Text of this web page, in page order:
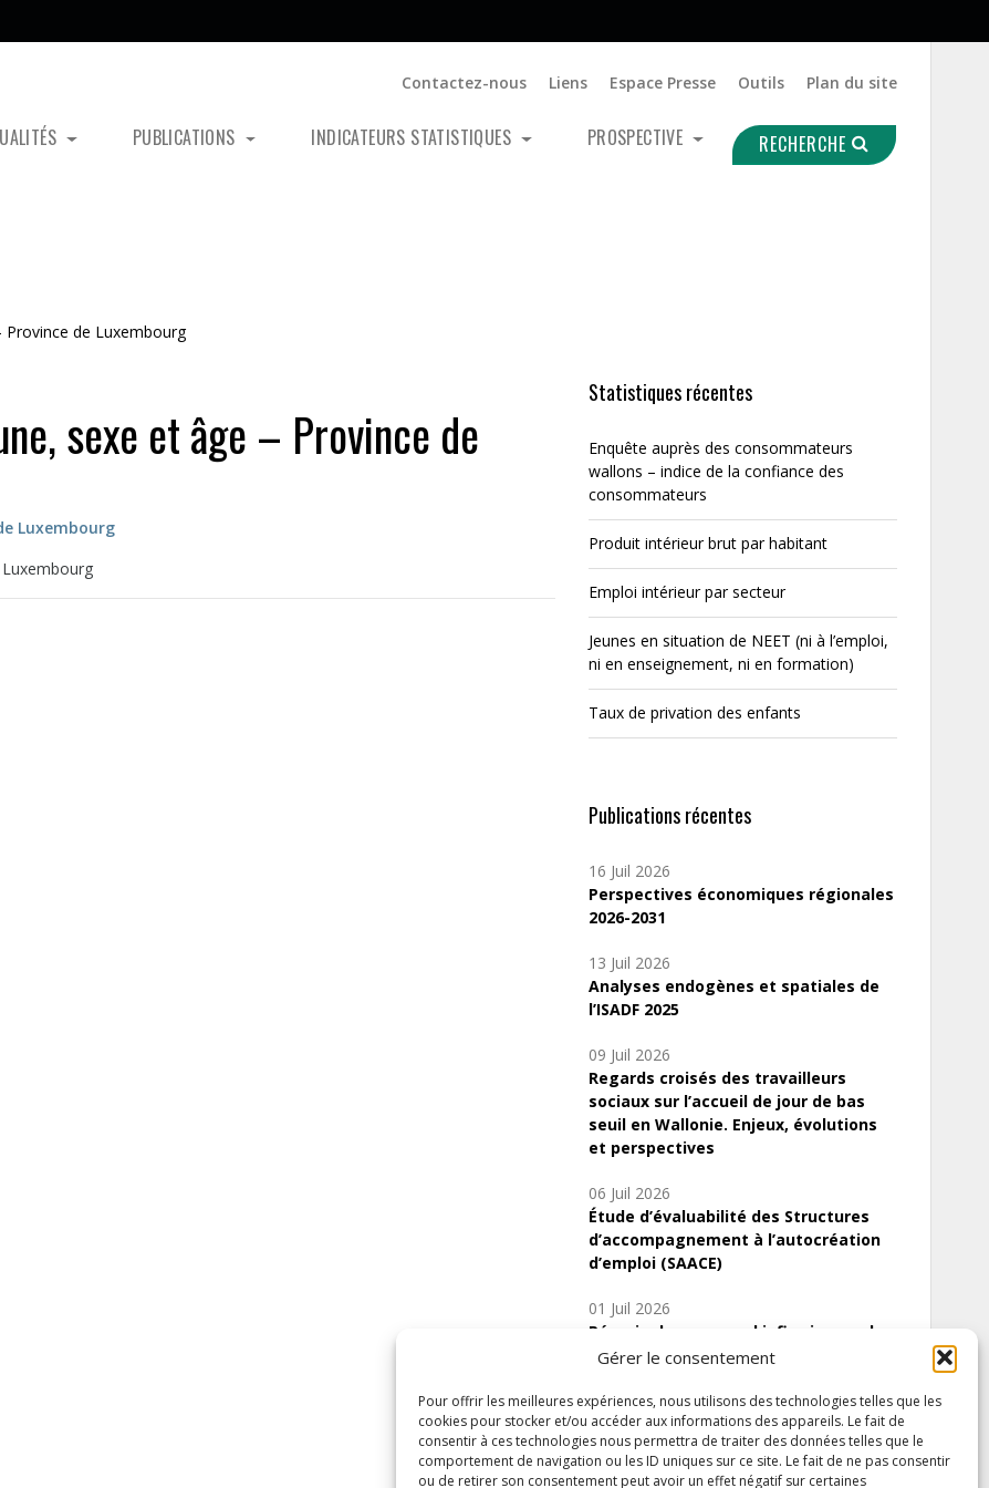
Gérer le consentement
Pour offrir les meilleures expériences, nous utilisons des technologies telles que les
cookies pour stocker et/ou accéder aux informations des appareils. Le fait de
consentir à ces technologies nous permettra de traiter des données telles que le
comportement de navigation ou les ID uniques sur ce site. Le fait de ne pas consentir
ou de retirer son consentement peut avoir un effet négatif sur certaines
Contactez-nous Liens Espace Presse Outils Plan du site
PUBLICATIONS INDICATEURS STATISTIQUES PROSPECTIVE RECHERCHE
de Luxembourg
sexe et âge – Province de
Luxembourg
Statistiques récentes
Enquête auprès des consommateurs
wallons – indice de la confiance des
consommateurs
Produit intérieur brut par habitant
Emploi intérieur par secteur
Jeunes en situation de NEET (ni à l’emploi,
ni en enseignement, ni en formation)
Taux de privation des enfants
Publications récentes
16 Juil 2026
Perspectives économiques régionales
2026-2031
13 Juil 2026
Analyses endogènes et spatiales de
l’ISADF 2025
09 Juil 2026
Regards croisés des travailleurs
sociaux sur l’accueil de jour de bas
seuil en Wallonie. Enjeux, évolutions
et perspectives
06 Juil 2026
Étude d’évaluabilité des Structures
d’accompagnement à l’autocréation
d’emploi (SAACE)
01 Juil 2026
Pénurie du personnel infirmier :quels
indicateurs d’offre de soins pour
Inscrivez-vous à notre newsletter